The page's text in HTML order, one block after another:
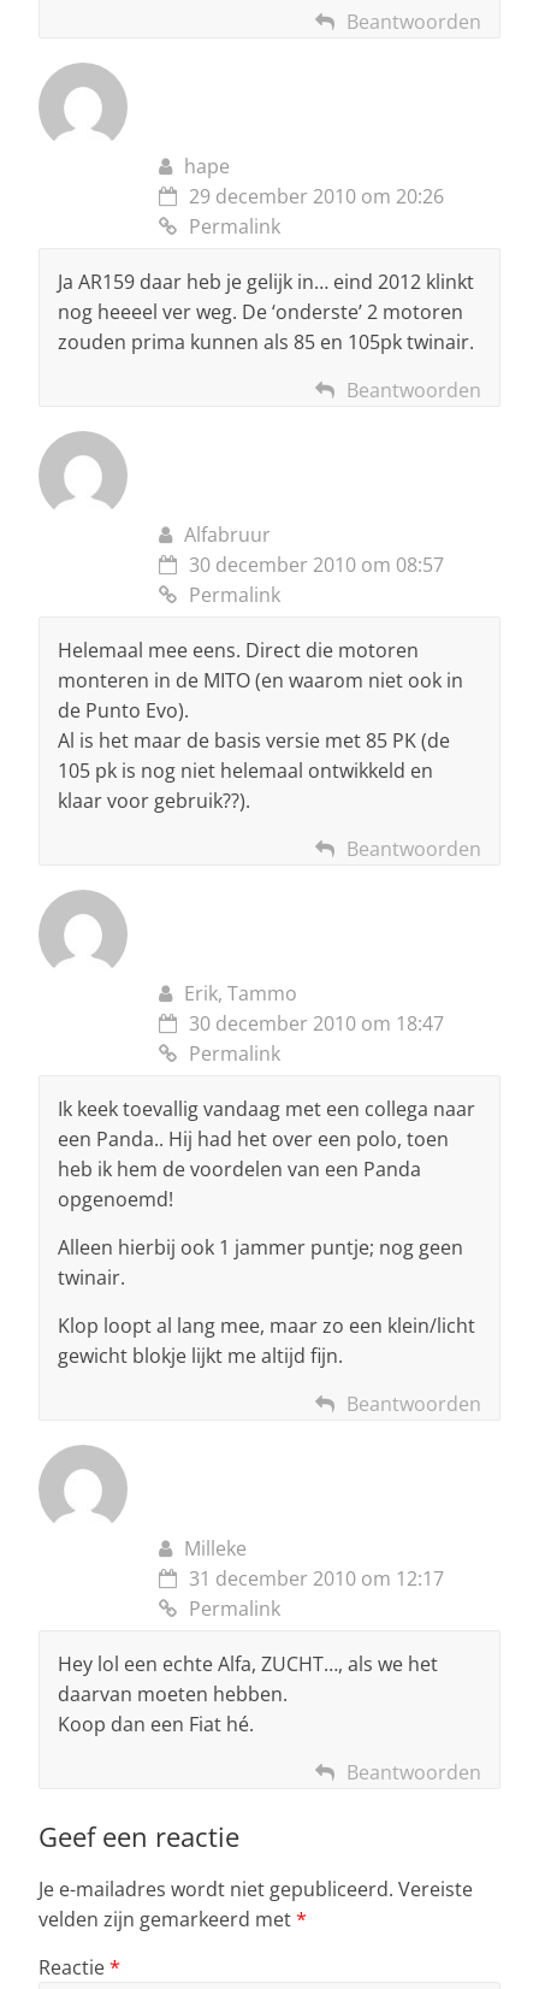
Beantwoorden
hape
29 december 2010 om 20:26
Permalink
Ja AR159 daar heb je gelijk in… eind 2012 klinkt
nog heeeel ver weg. De ‘onderste’ 2 motoren
zouden prima kunnen als 85 en 105pk twinair.
Beantwoorden
Alfabruur
30 december 2010 om 08:57
Permalink
Helemaal mee eens. Direct die motoren
monteren in de MITO (en waarom niet ook in
de Punto Evo).
Al is het maar de basis versie met 85 PK (de
105 pk is nog niet helemaal ontwikkeld en
klaar voor gebruik??).
Beantwoorden
Erik, Tammo
30 december 2010 om 18:47
Permalink
Ik keek toevallig vandaag met een collega naar
een Panda.. Hij had het over een polo, toen
heb ik hem de voordelen van een Panda
opgenoemd!
Alleen hierbij ook 1 jammer puntje; nog geen
twinair.
Klop loopt al lang mee, maar zo een klein/licht
gewicht blokje lijkt me altijd fijn.
Beantwoorden
Milleke
31 december 2010 om 12:17
Permalink
Hey lol een echte Alfa, ZUCHT…, als we het
daarvan moeten hebben.
Koop dan een Fiat hé.
Beantwoorden
Geef een reactie
Je e-mailadres wordt niet gepubliceerd. Vereiste
velden zijn gemarkeerd met*
Reactie*